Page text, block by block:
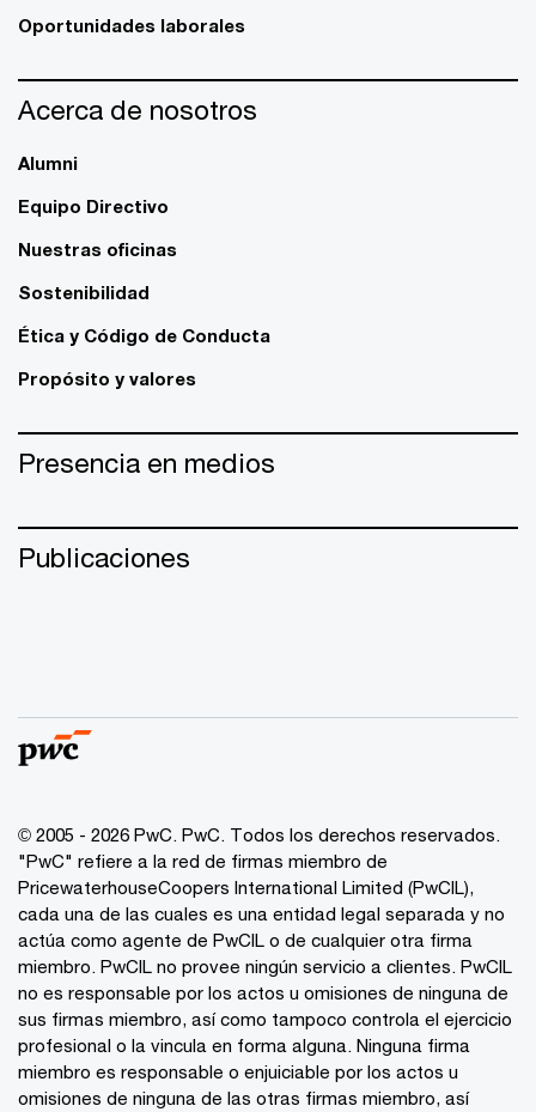
Oportunidades laborales
Acerca de nosotros
Alumni
Equipo Directivo
Nuestras oficinas
Sostenibilidad
Ética y Código de Conducta
Propósito y valores
Presencia en medios
Publicaciones
© 2005 - 2026 PwC. PwC. Todos los derechos reservados.
"PwC" refiere a la red de firmas miembro de
PricewaterhouseCoopers International Limited (PwCIL),
cada una de las cuales es una entidad legal separada y no
actúa como agente de PwCIL o de cualquier otra firma
miembro. PwCIL no provee ningún servicio a clientes. PwCIL
no es responsable por los actos u omisiones de ninguna de
sus firmas miembro, así como tampoco controla el ejercicio
profesional o la vincula en forma alguna. Ninguna firma
miembro es responsable o enjuiciable por los actos u
omisiones de ninguna de las otras firmas miembro, así